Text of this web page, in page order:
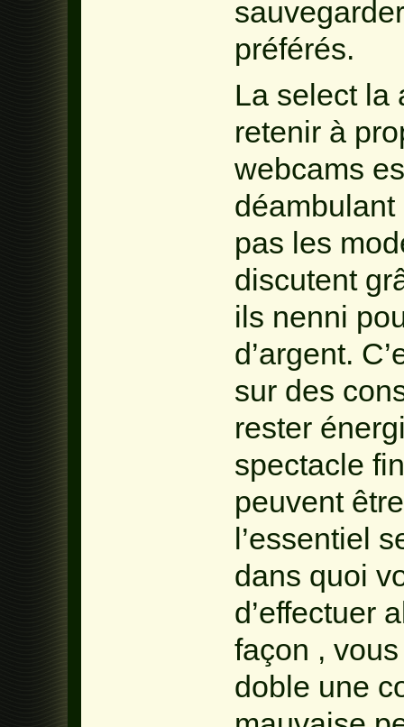
préférés.
La select la
retenir à
webcams
déambulant
pas les
discutent
ils nenni
d’argent.
sur des
rester
spectacle
peuvent
l’essentiel
dans quoi
d’effectuer
façon ,
doble une